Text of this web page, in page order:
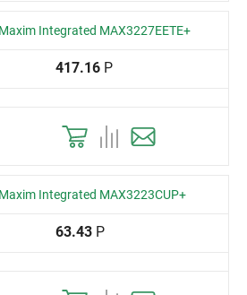
Integrated MAX3227EETE+
417.16 Р
Integrated MAX3223CUP+
63.43 Р